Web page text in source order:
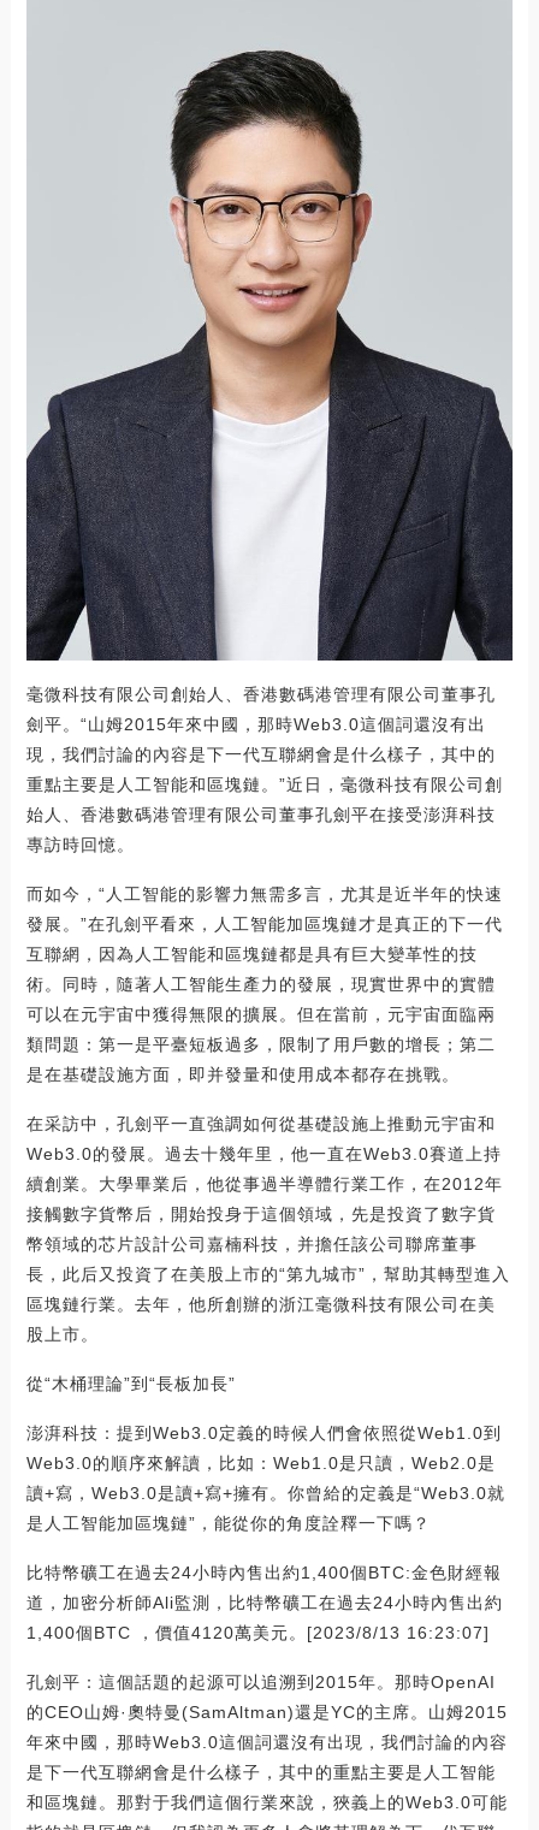
毫微科技有限公司創始人、香港數碼港管理有限公司董事孔
劍平。“山姆2015年來中國，那時Web3.0這個詞還沒有出
現，我們討論的內容是下一代互聯網會是什么樣子，其中的
重點主要是人工智能和區塊鏈。”近日，毫微科技有限公司創
始人、香港數碼港管理有限公司董事孔劍平在接受澎湃科技
專訪時回憶。
而如今，“人工智能的影響力無需多言，尤其是近半年的快速
發展。”在孔劍平看來，人工智能加區塊鏈才是真正的下一代
互聯網，因為人工智能和區塊鏈都是具有巨大變革性的技
術。同時，隨著人工智能生產力的發展，現實世界中的實體
可以在元宇宙中獲得無限的擴展。但在當前，元宇宙面臨兩
類問題：第一是平臺短板過多，限制了用戶數的增長；第二
是在基礎設施方面，即并發量和使用成本都存在挑戰。
在采訪中，孔劍平一直強調如何從基礎設施上推動元宇宙和
Web3.0的發展。過去十幾年里，他一直在Web3.0賽道上持
續創業。大學畢業后，他從事過半導體行業工作，在2012年
接觸數字貨幣后，開始投身于這個領域，先是投資了數字貨
幣領域的芯片設計公司嘉楠科技，并擔任該公司聯席董事
長，此后又投資了在美股上市的“第九城市”，幫助其轉型進入
區塊鏈行業。去年，他所創辦的浙江毫微科技有限公司在美
股上市。
從“木桶理論”到“長板加長”
澎湃科技：提到Web3.0定義的時候人們會依照從Web1.0到
Web3.0的順序來解讀，比如：Web1.0是只讀，Web2.0是
讀+寫，Web3.0是讀+寫+擁有。你曾給的定義是“Web3.0就
是人工智能加區塊鏈”，能從你的角度詮釋一下嗎？
比特幣礦工在過去24小時內售出約1,400個BTC:金色財經報
道，加密分析師Ali監測，比特幣礦工在過去24小時內售出約
1,400個BTC ，價值4120萬美元。[2023/8/13 16:23:07]
孔劍平：這個話題的起源可以追溯到2015年。那時OpenAI
的CEO山姆·奧特曼(SamAltman)還是YC的主席。山姆2015
年來中國，那時Web3.0這個詞還沒有出現，我們討論的內容
是下一代互聯網會是什么樣子，其中的重點主要是人工智能
和區塊鏈。那對于我們這個行業來說，狹義上的Web3.0可能